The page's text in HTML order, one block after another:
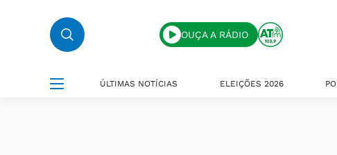
OUÇA A RÁDIO
ÚLTIMAS NOTÍCIAS ELEIÇÕES 2026